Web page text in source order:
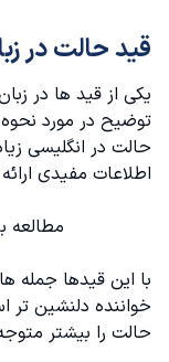
قانون چهارم
جایگاه انواع
قیدهای حالت
مثال برای قید
قید حالت در
یکی از قید ها در
توضیح در مورد نحوه
حالت در انگلیسی
اطلاعات مفیدی
مطالعه
با این قیدها جمله
خواننده دلنشین تر
حالت را بیشتر